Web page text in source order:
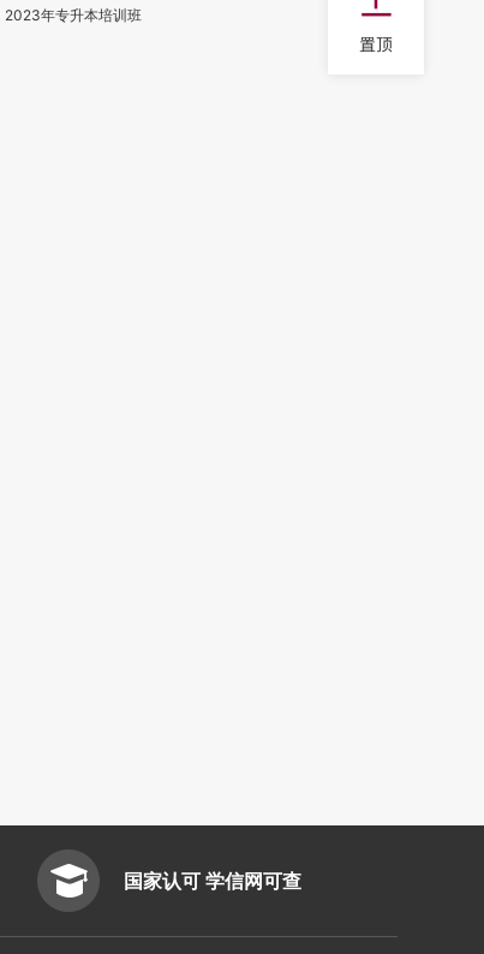
2023年专升本培训班
国家认可 学信网可查